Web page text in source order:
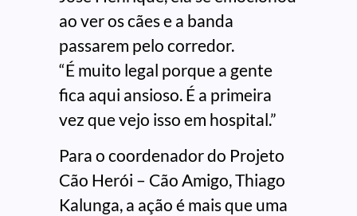
ao ver os cães e a banda
passarem pelo corredor.
“É muito legal porque a gente
fica aqui ansioso. É a primeira
vez que vejo isso em hospital.”
Para o coordenador do Projeto
Cão Herói – Cão Amigo, Thiago
Kalunga, a ação é mais que uma